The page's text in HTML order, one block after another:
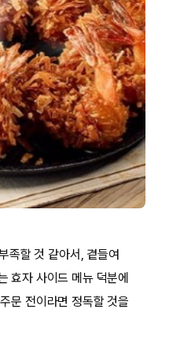
족할 것 같아서, 곁들여
효자 사이드 메뉴 덕분에
문 전이라면 정독할 것을